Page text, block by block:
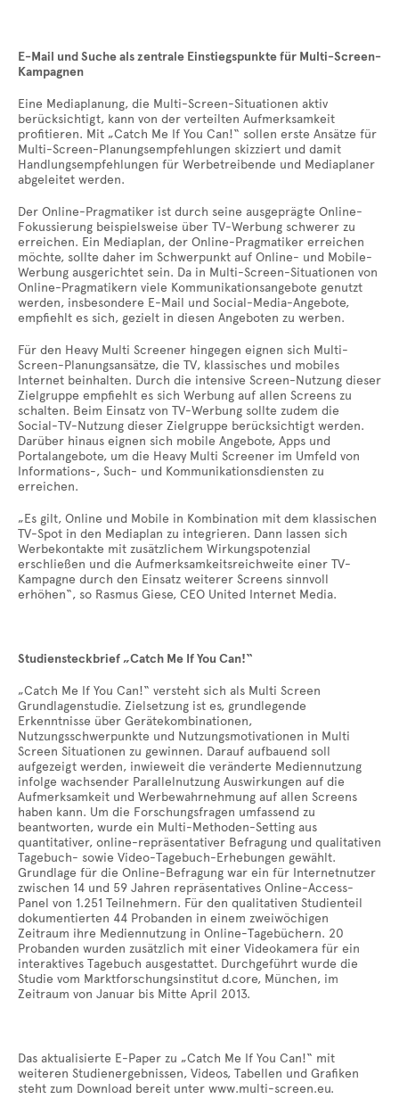
E-Mail und Suche als zentrale Einstiegspunkte für Multi-Screen-
Kampagnen
Eine Mediaplanung, die Multi-Screen-Situationen aktiv
berücksichtigt, kann von der verteilten Aufmerksamkeit
profitieren. Mit „Catch Me If You Can!“ sollen erste Ansätze für
Multi-Screen-Planungsempfehlungen skizziert und damit
Handlungsempfehlungen für Werbetreibende und Mediaplaner
abgeleitet werden.
Der Online-Pragmatiker ist durch seine ausgeprägte Online-
Fokussierung beispielsweise über TV-Werbung schwerer zu
erreichen. Ein Mediaplan, der Online-Pragmatiker erreichen
möchte, sollte daher im Schwerpunkt auf Online- und Mobile-
Werbung ausgerichtet sein. Da in Multi-Screen-Situationen von
Online-Pragmatikern viele Kommunikationsangebote genutzt
werden, insbesondere E-Mail und Social-Media-Angebote,
empfiehlt es sich, gezielt in diesen Angeboten zu werben.
Für den Heavy Multi Screener hingegen eignen sich Multi-
Screen-Planungsansätze, die TV, klassisches und mobiles
Internet beinhalten. Durch die intensive Screen-Nutzung dieser
Zielgruppe empfiehlt es sich Werbung auf allen Screens zu
schalten. Beim Einsatz von TV-Werbung sollte zudem die
Social-TV-Nutzung dieser Zielgruppe berücksichtigt werden.
Darüber hinaus eignen sich mobile Angebote, Apps und
Portalangebote, um die Heavy Multi Screener im Umfeld von
Informations-, Such- und Kommunikationsdiensten zu
erreichen.
„Es gilt, Online und Mobile in Kombination mit dem klassischen
TV-Spot in den Mediaplan zu integrieren. Dann lassen sich
Werbekontakte mit zusätzlichem Wirkungspotenzial
erschließen und die Aufmerksamkeitsreichweite einer TV-
Kampagne durch den Einsatz weiterer Screens sinnvoll
erhöhen“, so Rasmus Giese, CEO United Internet Media.
Studiensteckbrief „Catch Me If You Can!“
„Catch Me If You Can!“ versteht sich als Multi Screen
Grundlagenstudie. Zielsetzung ist es, grundlegende
Erkenntnisse über Gerätekombinationen,
Nutzungsschwerpunkte und Nutzungsmotivationen in Multi
Screen Situationen zu gewinnen. Darauf aufbauend soll
aufgezeigt werden, inwieweit die veränderte Mediennutzung
infolge wachsender Parallelnutzung Auswirkungen auf die
Aufmerksamkeit und Werbewahrnehmung auf allen Screens
haben kann. Um die Forschungsfragen umfassend zu
beantworten, wurde ein Multi-Methoden-Setting aus
quantitativer, online-repräsentativer Befragung und qualitativen
Tagebuch- sowie Video-Tagebuch-Erhebungen gewählt.
Grundlage für die Online-Befragung war ein für Internetnutzer
zwischen 14 und 59 Jahren repräsentatives Online-Access-
Panel von 1.251 Teilnehmern. Für den qualitativen Studienteil
dokumentierten 44 Probanden in einem zweiwöchigen
Zeitraum ihre Mediennutzung in Online-Tagebüchern. 20
Probanden wurden zusätzlich mit einer Videokamera für ein
interaktives Tagebuch ausgestattet. Durchgeführt wurde die
Studie vom Marktforschungsinstitut d.core, München, im
Zeitraum von Januar bis Mitte April 2013.
Das aktualisierte E-Paper zu „Catch Me If You Can!“ mit
weiteren Studienergebnissen, Videos, Tabellen und Grafiken
steht zum Download bereit unter www.multi-screen.eu.